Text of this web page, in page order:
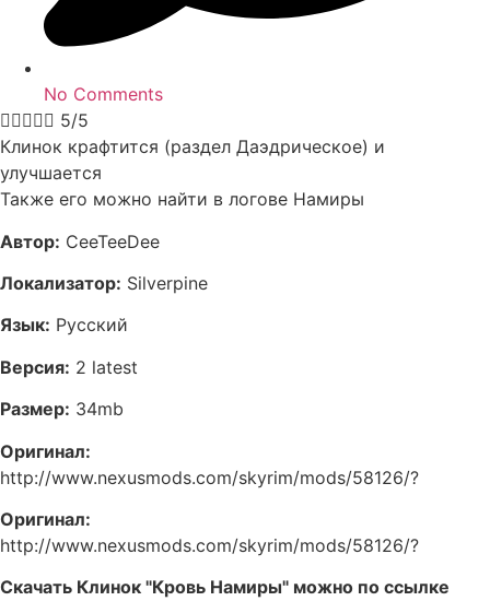
No Comments
 5/5
Клинок крафтится (раздел Даэдрическое) и
улучшается
Также его можно найти в логове Намиры
Автор: CeeTeeDee
Локализатор: Silverpine
Язык: Русский
Версия: 2 latest
Размер: 34mb
Оригинал:
http://www.nexusmods.com/skyrim/mods/58126/?
Оригинал:
http://www.nexusmods.com/skyrim/mods/58126/?
Скачать Клинок "Кровь Намиры" можно по ссылке